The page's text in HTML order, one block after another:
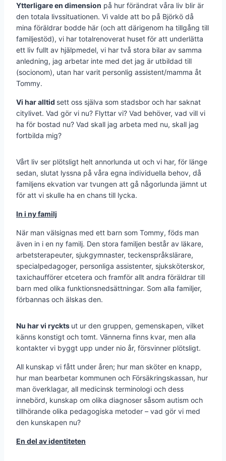
Ytterligare en dimension på hur förändrat våra liv blir är
den totala livssituationen. Vi valde att bo på Björkö då
mina föräldrar bodde här (och att därigenom ha tillgång till
familjestöd), vi har totalrenoverat huset för att underlätta
ett liv fullt av hjälpmedel, vi har två stora bilar av samma
anledning, jag arbetar inte med det jag är utbildad till
(socionom), utan har varit personlig assistent/mamma åt
Tommy.
Vi har alltid sett oss själva som stadsbor och har saknat
citylivet. Vad gör vi nu? Flyttar vi? Vad behöver, vad vill vi
ha för bostad nu? Vad skall jag arbeta med nu, skall jag
fortbilda mig?
Vårt liv ser plötsligt helt annorlunda ut och vi har, för länge
sedan, slutat lyssna på våra egna individuella behov, då
familjens ekvation var tvungen att gå någorlunda jämnt ut
för att vi skulle ha en chans till lycka.
In i ny familj
När man välsignas med ett barn som Tommy, föds man
även in i en ny familj. Den stora familjen består av läkare,
arbetsterapeuter, sjukgymnaster, teckenspråkslärare,
specialpedagoger, personliga assistenter, sjuksköterskor,
taxichaufförer etcetera och framför allt andra föräldrar till
barn med olika funktions­nedsättningar. Som alla familjer,
för­­bannas och älskas den.
Nu har vi ryckts ut ur den gruppen, gemenskapen, vilket
känns konstigt och tomt. Vännerna finns kvar, men alla
kontakter vi byggt upp under nio år, försvinner plötsligt.
All kunskap vi fått under åren; hur man sköter en knapp,
hur man bearbetar kommunen och Försäkringskassan, hur
man överklagar, all medicinsk terminologi och dess
innebörd, kunskap om olika diagnoser såsom autism och
tillhörande olika pedagogiska metoder – vad gör vi med
den kunskapen nu?
En del av identiteten